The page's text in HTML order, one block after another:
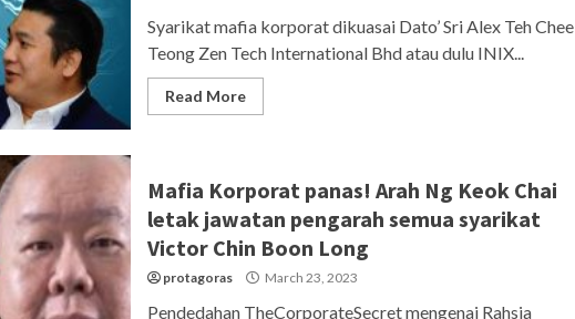
Syarikat mafia korporat dikuasai Dato’ Sri Alex Teh Chee
Teong Zen Tech International Bhd atau dulu INIX...
Read More
Mafia Korporat panas! Arah Ng Keok Chai
letak jawatan pengarah semua syarikat
Victor Chin Boon Long
protagoras March 23, 2023
Pendedahan TheCorporateSecret mengenai Rahsia